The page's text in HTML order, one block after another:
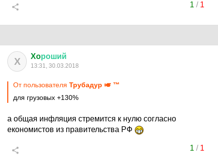
1 / 1
X Xoроший
13:31, 30.03.2018
От пользователя Трубадур 🎺 ™
для грузовых +130%
а общая инфляция стремится к нулю согласно
економистов из правительства РФ
1 / 1